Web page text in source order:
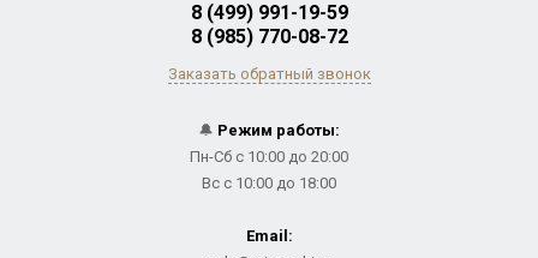
8 (499) 991-19-59
8 (985) 770-08-72
Заказать обратный звонок
🔔 Режим работы:
Пн-Сб с 10:00 до 20:00
Вс с 10:00 до 18:00
Email: